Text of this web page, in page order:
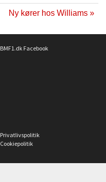
Ny kører hos Williams »
BMF1.dk Facebook
Privatlivspolitik
Cookiepolitik